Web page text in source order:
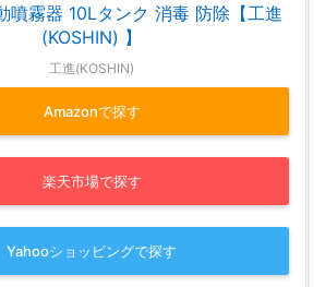
噴霧器 10Lタンク 消毒 防除【工進
(KOSHIN) 】
工進(KOSHIN)
Amazonで探す
楽天市場で探す
Yahooショッピングで探す